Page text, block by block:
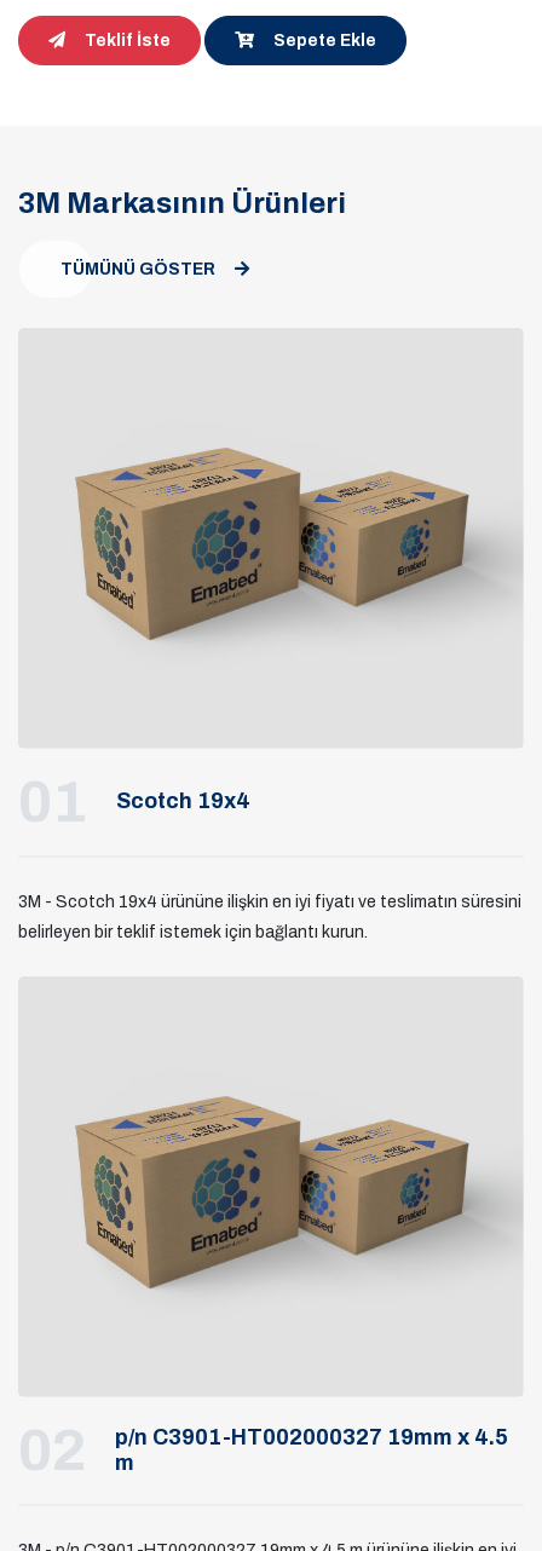
Teklif İste Sepete Ekle
3M Markasının Ürünleri
TÜMÜNÜ GÖSTER
01 Scotch 19x4
3M - Scotch 19x4 ürününe ilişkin en iyi fiyatı ve teslimatın süresini
belirleyen bir teklif istemek için bağlantı kurun.
02
p/n C3901-HT002000327 19mm x 4.5
m